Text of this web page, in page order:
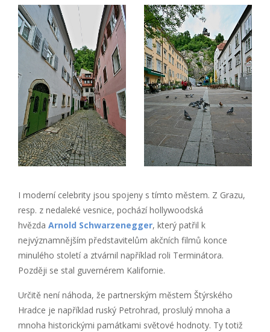
I moderní celebrity jsou spojeny s tímto městem. Z Grazu,
resp. z nedaleké vesnice, pochází hollywoodská
hvězda Arnold Schwarzenegger, který patřil k
nejvýznamnějším představitelům akčních filmů konce
minulého století a ztvárnil například roli Terminátora.
Později se stal guvernérem Kalifornie.
Určitě není náhoda, že partnerským městem Štýrského
Hradce je například ruský Petrohrad, proslulý mnoha a
mnoha historickými památkami světové hodnoty. Ty totiž